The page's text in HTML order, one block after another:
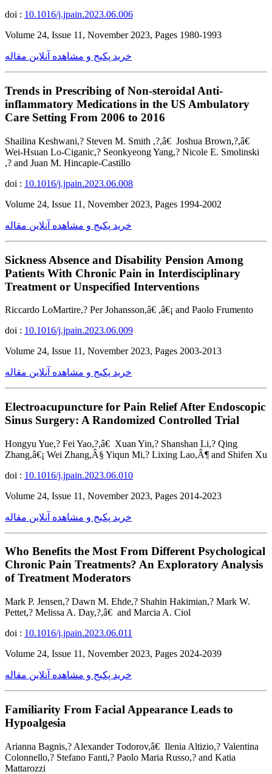
doi : 10.1016/j.jpain.2023.06.006
Volume 24, Issue 11, November 2023, Pages 1980-1993
خرید پکیج و مشاهده آنلاین مقاله
Trends in Prescribing of Non-steroidal Anti-
inflammatory Medications in the US Ambulatory
Care Setting From 2006 to 2016
Shailina Keshwani,? Steven M. Smith ,?,â€ Joshua Brown,?,â€
Wei-Hsuan Lo-Ciganic,? Seonkyeong Yang,? Nicole E. Smolinski
,? and Juan M. Hincapie-Castillo
doi : 10.1016/j.jpain.2023.06.008
Volume 24, Issue 11, November 2023, Pages 1994-2002
خرید پکیج و مشاهده آنلاین مقاله
Sickness Absence and Disability Pension Among
Patients With Chronic Pain in Interdisciplinary
Treatment or Unspecified Interventions
Riccardo LoMartire,? Per Johansson,â€ ,â€¡ and Paolo Frumento
doi : 10.1016/j.jpain.2023.06.009
Volume 24, Issue 11, November 2023, Pages 2003-2013
خرید پکیج و مشاهده آنلاین مقاله
Electroacupuncture for Pain Relief After Endoscopic
Sinus Surgery: A Randomized Controlled Trial
Hongyu Yue,? Fei Yao,?,â€ Xuan Yin,? Shanshan Li,? Qing
Zhang,â€¡ Wei Zhang,Â§ Yiqun Mi,? Lixing Lao,Â¶ and Shifen Xu
doi : 10.1016/j.jpain.2023.06.010
Volume 24, Issue 11, November 2023, Pages 2014-2023
خرید پکیج و مشاهده آنلاین مقاله
Who Benefits the Most From Different Psychological
Chronic Pain Treatments? An Exploratory Analysis
of Treatment Moderators
Mark P. Jensen,? Dawn M. Ehde,? Shahin Hakimian,? Mark W.
Pettet,? Melissa A. Day,?,â€ and Marcia A. Ciol
doi : 10.1016/j.jpain.2023.06.011
Volume 24, Issue 11, November 2023, Pages 2024-2039
خرید پکیج و مشاهده آنلاین مقاله
Familiarity From Facial Appearance Leads to
Hypoalgesia
Arianna Bagnis,? Alexander Todorov,â€ Ilenia Altizio,? Valentina
Colonnello,? Stefano Fanti,? Paolo Maria Russo,? and Katia
Mattarozzi